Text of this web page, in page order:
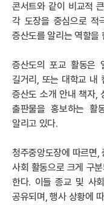
콘서트와 같이 비교적
각 도장을 중심으로 적
증산도를 알리는 역할을
증산도의 포교 활동은
길거리, 또는 대학교 내
증산도 소개 안내 책자,
출판물을 홍보하는 활
알리고 있다.
청주중앙도장에 따르면,
사회 활동으로 크게 구
한다. 이들 종교 및 사
공유되며, 행사 상황에